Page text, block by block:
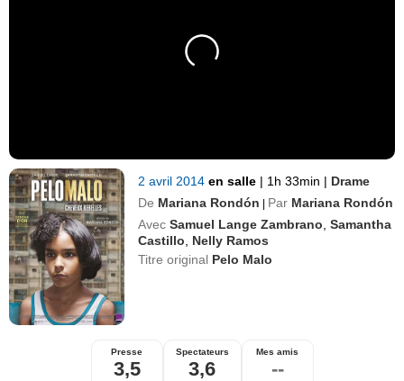
2 avril 2014en salle | 1h 33min | Drame
De Mariana Rondón | Par Mariana Rondón
Avec Samuel Lange Zambrano ,Samantha
Castillo
Nelly Ramos
Titre original Pelo Malo
Presse
3,5
Spectateurs
3,6
Mes amis
--